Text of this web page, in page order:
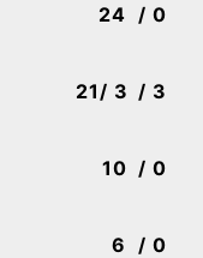
24 / 0
21 / 3 / 3
10 / 0
6 / 0